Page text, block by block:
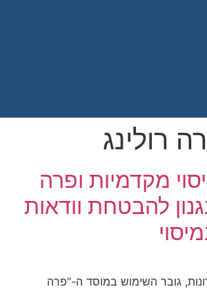
רולינג
מקדמיות ופרה
להבטחת וודאות
גובר השימוש במוסד ה-"פרה